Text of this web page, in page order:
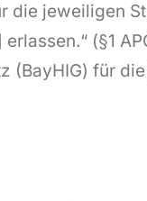
jeweiligen
(§1
(BayHIG) für